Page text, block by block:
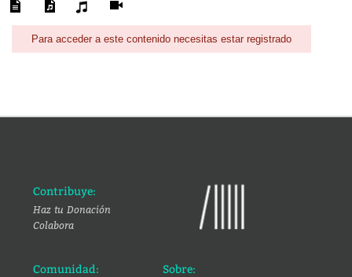
Para acceder a este contenido necesitas estar registrado
Contribuye:
Haz tu Donación
Colabora
Comunidad: Sobre: